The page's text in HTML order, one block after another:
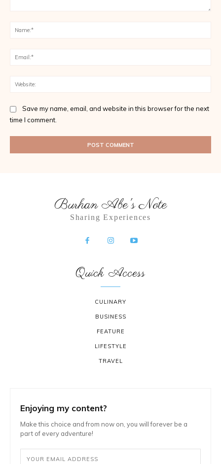
Save my name, email, and website in this browser for the next
time I comment.
Burhan Abe's Note
Sharing Experiences
Quick Access
CULINARY
BUSINESS
FEATURE
LIFESTYLE
TRAVEL
Enjoying my content?
Make this choice and from now on, you will forever be a
part of every adventure!